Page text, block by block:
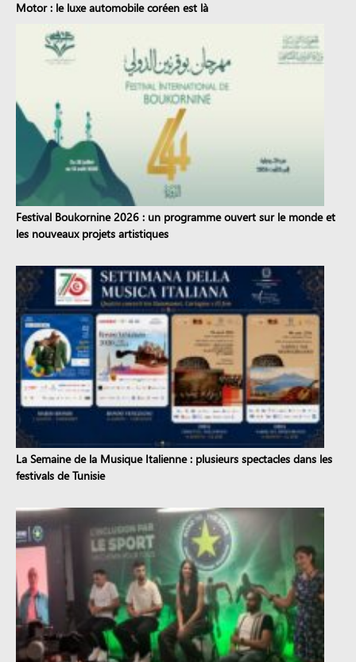
Motor : le luxe automobile coréen est là
Festival Boukornine 2026 : un programme ouvert sur le monde et
les nouveaux projets artistiques
La Semaine de la Musique Italienne : plusieurs spectacles dans les
festivals de Tunisie